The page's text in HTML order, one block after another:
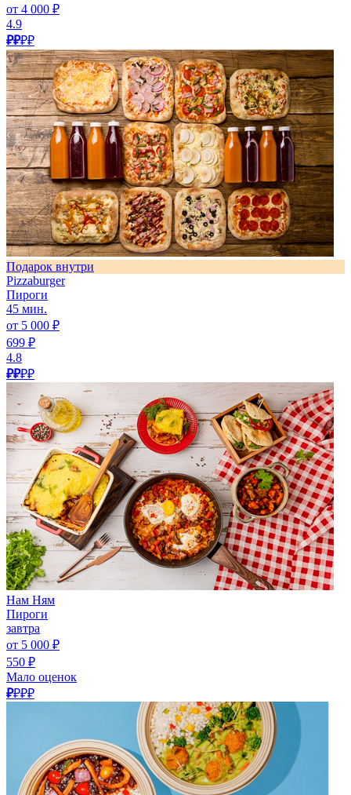
от 4 000 ₽
4.9
₽₽₽₽
Подарок внутри
Pizzaburger
Пироги
45 мин.
от 5 000 ₽
699 ₽
4.8
₽₽₽₽
Нам Ням
Пироги
завтра
от 5 000 ₽
550 ₽
Мало оценок
₽₽₽₽